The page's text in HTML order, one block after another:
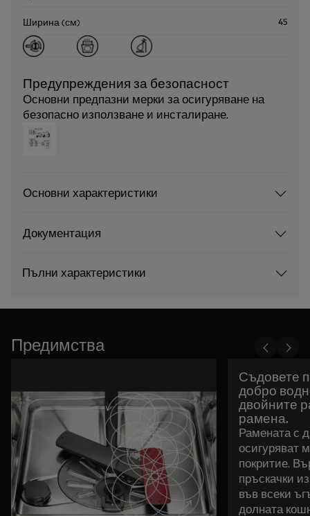
Ширина (см) 45
Предупреждения за безопасност
Основни предпазни мерки за осигуряване на
безопасно използване и инсталиране.
Основни характеристики
Документация
Пълни характеристики
Предимства
Съдовете
добро
двойните
рамена.
Рамената с
осигуряват
покритие.
пръскачки
във всеки
долната